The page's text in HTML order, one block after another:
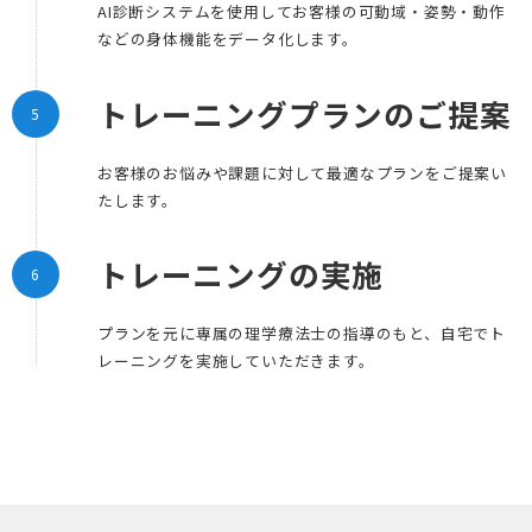
AI診断システムを使用してお客様の可動域・姿勢・動作
などの身体機能をデータ化します。
トレーニングプランのご提案
お客様のお悩みや課題に対して最適なプランをご提案い
たします。
トレーニングの実施
プランを元に専属の理学療法士の指導のもと、自宅でト
レーニングを実施していただきます。